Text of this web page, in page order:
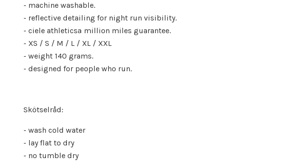
- machine washable.
- reflective detailing for night run visibility.
- ciele athleticsª million miles guarantee.
- XS / S / M / L / XL / XXL
- weight 140 grams.
- designed for people who run.
Skötselråd:
- wash cold water
- lay flat to dry
- no tumble dry